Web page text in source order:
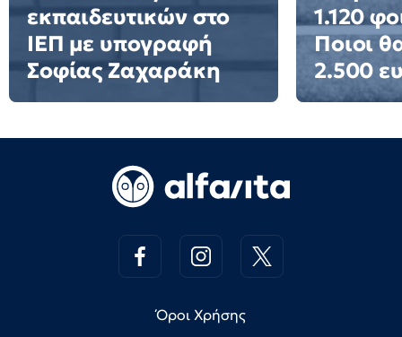
εκπαιδευτικών στο
ΙΕΠ με υπογραφή
Σοφίας Ζαχαράκη
1.120
Ποιοι
2.500
Όροι Χρήσης